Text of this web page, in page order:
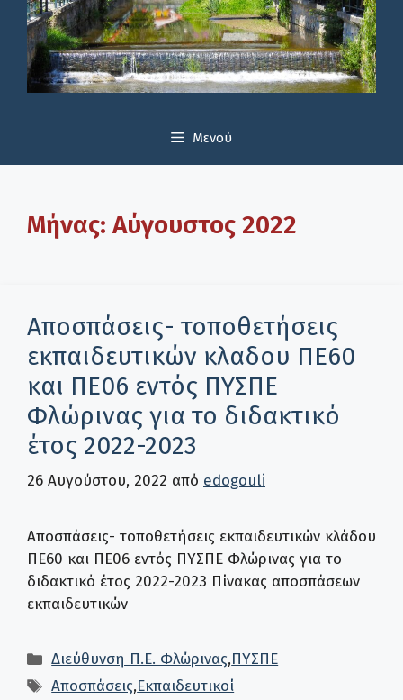
Μενού
Μήνας: Αύγουστος 2022
Αποσπάσεις- τοποθετήσεις
εκπαιδευτικών κλαδου ΠΕ60
και ΠΕ06 εντός ΠΥΣΠΕ
Φλώρινας για το διδακτικό
έτος 2022-2023
26 Αυγούστου, 2022 από edogouli
Αποσπάσεις- τοποθετήσεις εκπαιδευτικών κλάδου
ΠΕ60 και ΠΕ06 εντός ΠΥΣΠΕ Φλώρινας για το
διδακτικό έτος 2022-2023 Πίνακας αποσπάσεων
εκπαιδευτικών
Κατηγορίες
Διεύθυνση Π.Ε. Φλώρινας,ΠΥΣΠΕ
Ετικέτες
Αποσπάσεις,Εκπαιδευτικοί